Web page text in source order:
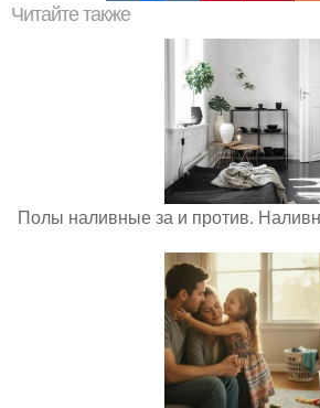
Читайте также
Полы наливные за и против.